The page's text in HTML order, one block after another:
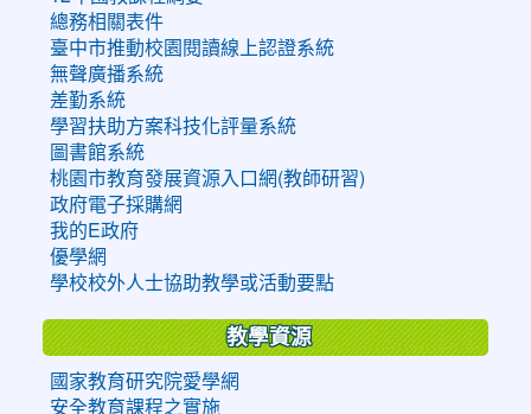
總務相關表件
臺中市推動校園閱讀線上認證系統
無聲廣播系統
差勤系統
學習扶助方案科技化評量系統
圖書館系統
桃園市教育發展資源入口網(教師研習)
政府電子採購網
我的E政府
優學網
學校校外人士協助教學或活動要點
教學資源
國家教育研究院愛學網
安全教育課程之實施